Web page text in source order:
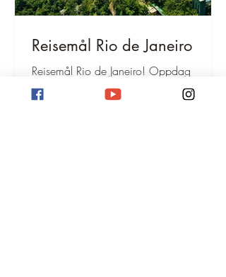
Reisemål Rio de Janeiro
Reisemål Rio de Janeiro! Oppdag
ikoniske strender, Kristusstatuen og
Sukkertoppen. Dykk inn i sambakulturen